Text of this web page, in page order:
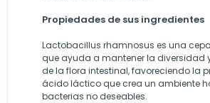
Propiedades de sus ingredientes
Lactobacillus rhamnosus es una
que ayuda a mantener la diversidad
de la flora intestinal, favoreciendo la
ácido láctico que crea un ambiente
bacterias no deseables.